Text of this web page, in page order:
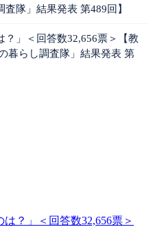
隊」結果発表 第489回】
？」＜回答数32,656票＞【教
暮らし調査隊」結果発表 第
？」＜回答数32,656票＞